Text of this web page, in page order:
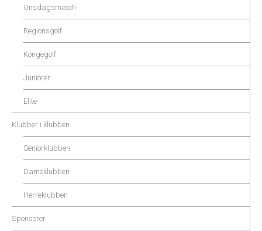
Onsdagsmatch
Regionsgolf
Kongegolf
Juniorer
Elite
Klubber i klubben
Seniorklubben
Dameklubben
Herreklubben
Sponsorer